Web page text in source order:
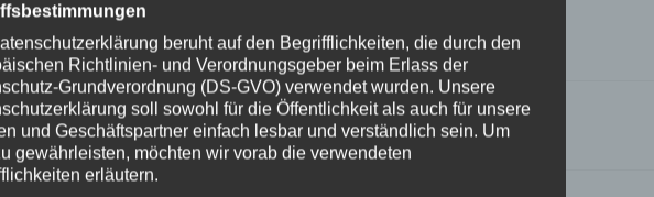
Herunterladen
beruht auf den Begrifflichkeiten, die durch den
Richtlinien- und Verordnungsgeber beim Erlass der
Grundverordnung (DS-GVO) verwendet wurden. Unsere
soll sowohl für die Öffentlichkeit als auch für unsere
und Geschäftspartner einfach lesbar und verständlich sein. Um
gewährleisten, möchten wir vorab die verwendeten
erläutern.